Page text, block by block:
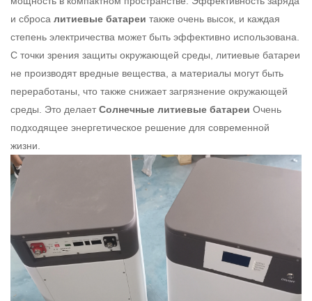
и сброса литиевые батареи также очень высок, и каждая
степень электричества может быть эффективно использована.
С точки зрения защиты окружающей среды, литиевые батареи
не производят вредные вещества, а материалы могут быть
переработаны, что также снижает загрязнение окружающей
среды. Это делаетСолнечные литиевые батареи Очень
подходящее энергетическое решение для современной
жизни.